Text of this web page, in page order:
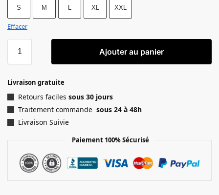
S M L XL XXL
Effacer
Ajouter au panier
Livraison gratuite
Retours faciles sous 30 jours
Traitement commande sous 24 à 48h
Livraison Suivie
Paiement 100% Sécurisé